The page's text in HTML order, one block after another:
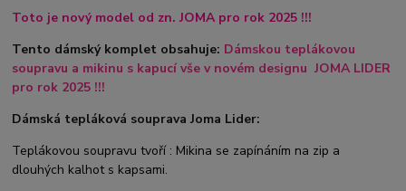
Toto je nový model od zn. JOMA pro rok 2025 !!!
Tento dámský komplet obsahuje: Dámskou teplákovou
soupravu a mikinu s kapucívše v novém designu JOMA LIDER
pro rok 2025 !!!
Dámská tepláková souprava Joma Lider:
Teplákovou soupravu tvoří : Mikina se zapínáním na zip a
dlouhých kalhot s kapsami.